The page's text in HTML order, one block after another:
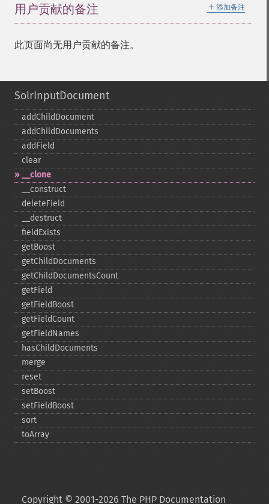
＋ 添加备注
用户贡献的备注
此页面尚无用户贡献的备注。
SolrInputDocument
addChildDocument
addChildDocuments
addField
clear
_​_​clone
_​_​construct
deleteField
_​_​destruct
fieldExists
getBoost
getChildDocuments
getChildDocumentsCount
getField
getFieldBoost
getFieldCount
getFieldNames
hasChildDocuments
merge
reset
setBoost
setFieldBoost
sort
toArray
Copyright © 2001-2026 The PHP Documentation